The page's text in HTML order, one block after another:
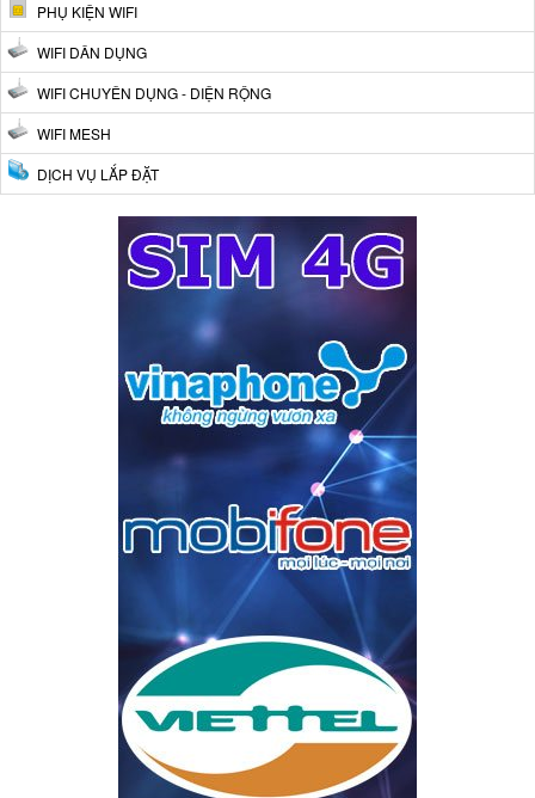
PHỤ KIỆN WIFI
WIFI DÂN DỤNG
WIFI CHUYÊN DỤNG - DIỆN RỘNG
WIFI MESH
DỊCH VỤ LẮP ĐẶT